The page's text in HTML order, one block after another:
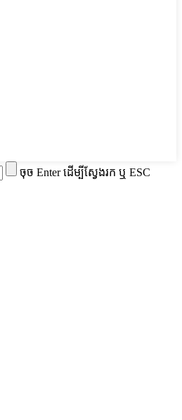
ចុច Enter ដើម្បីស្វែងរក ឬ ESC